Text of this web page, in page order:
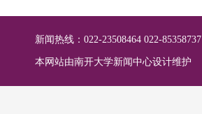
新闻热线：022-23508464 022-85358737
本网站由南开大学新闻中心设计维护